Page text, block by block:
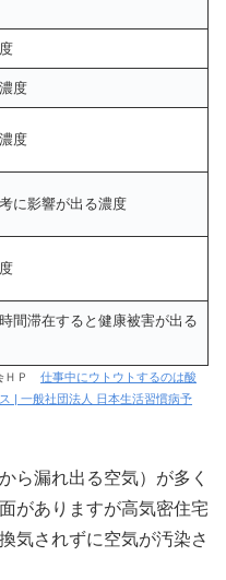
度
度
に影響が出る濃度
間滞在すると健康被害が出る
ＨＰ 仕事中にウトウトするのは酸
| 一般社団法人 日本生活習慣病予
ら漏れ出る空気）が多く
がありますが高気密住宅
気されずに空気が汚染さ